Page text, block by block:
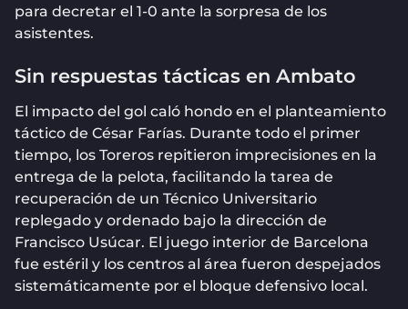
para decretar el 1-0 ante la sorpresa de los
asistentes.
Sin respuestas tácticas en Ambato
El impacto del gol caló hondo en el planteamiento
táctico de César Farías. Durante todo el primer
tiempo, los Toreros repitieron imprecisiones en la
entrega de la pelota, facilitando la tarea de
recuperación de un Técnico Universitario
replegado y ordenado bajo la dirección de
Francisco Usúcar. El juego interior de Barcelona
fue estéril y los centros al área fueron despejados
sistemáticamente por el bloque defensivo local.